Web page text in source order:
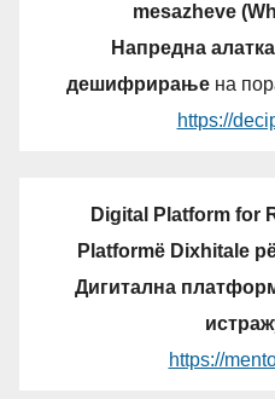
mesazheve
Напредна
дешифрирањена
https://
Digital Platform for
Platformë Dixhitale
Дигитална
https://